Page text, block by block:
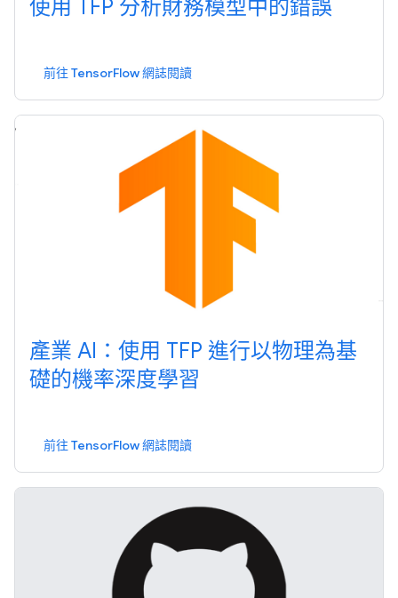
使用 TFP 分析財務模型中的錯誤
前往 TensorFlow 網誌閱讀
產業 AI：使用 TFP 進行以物理為基
礎的機率深度學習
前往 TensorFlow 網誌閱讀